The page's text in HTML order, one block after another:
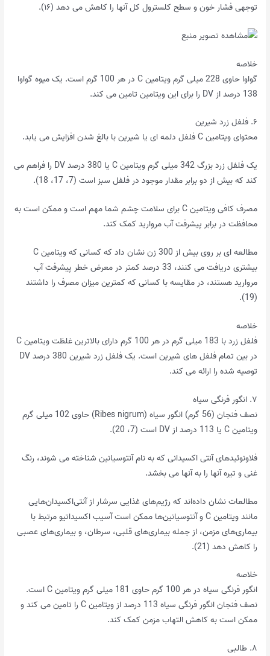
توجهی فشار خون و سطح کلسترول کل آنها را کاهش می دهد (۱۶).
خلاصه
گواوا حاوی 228 میلی گرم ویتامین C در هر 100 گرم است. یک میوه گواوا
138 درصد از DV را برای این ویتامین تامین می کند.
۶. فلفل زرد شیرین
محتوای ویتامین C فلفل دلمه ای یا شیرین با بالغ شدن افزایش می یابد.
یک فلفل زرد بزرگ 342 میلی گرم ویتامین C یا 380 درصد DV را فراهم می
کند که بیش از دو برابر مقدار موجود در فلفل سبز است (7، 17، 18).
مصرف کافی ویتامین C برای سلامت چشم شما مهم است و ممکن است به
محافظت در برابر پیشرفت آب مروارید کمک کند.
مطالعه ای بر روی بیش از 300 زن نشان داد که کسانی که ویتامین C
بیشتری دریافت می کنند، 33 درصد کمتر در معرض خطر پیشرفت آب
مروارید هستند، در مقایسه با کسانی که کمترین میزان مصرف را داشتند
(19).
خلاصه
فلفل زرد با 183 میلی گرم در هر 100 گرم دارای بالاترین غلظت ویتامین C
در بین تمام فلفل های شیرین است. یک فلفل زرد شیرین 380 درصد DV
توصیه شده را ارائه می کند.
۷. انگور فرنگی سیاه
نصف فنجان (56 گرم) انگور سیاه (Ribes nigrum) حاوی 102 میلی گرم
ویتامین C یا 113 درصد از DV است (7، 20).
فلاونوئیدهای آنتی اکسیدانی که به نام آنتوسیانین شناخته می شوند، رنگ
غنی و تیره آنها را به آنها می بخشد.
مطالعات نشان داده‌اند که رژیم‌های غذایی سرشار از آنتی‌اکسیدان‌هایی
مانند ویتامین C و آنتوسیانین‌ها ممکن است آسیب اکسیداتیو مرتبط با
بیماری‌های مزمن، از جمله بیماری‌های قلبی، سرطان، و بیماری‌های عصبی
را کاهش دهد (21).
خلاصه
انگور فرنگی سیاه در هر 100 گرم حاوی 181 میلی گرم ویتامین C است.
نصف فنجان انگور فرنگی سیاه 113 درصد از ویتامین C را تامین می کند و
ممکن است به کاهش التهاب مزمن کمک کند.
۸. طالبی